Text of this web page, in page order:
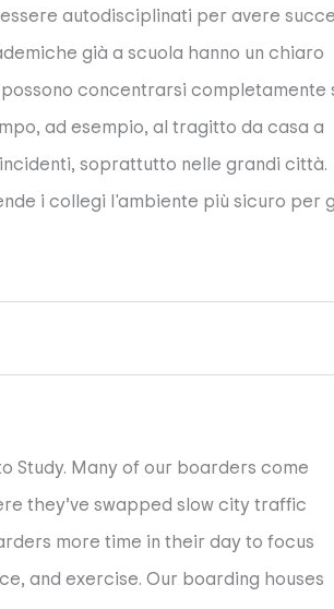
autodisciplinati per avere
già a scuola hanno un chiaro
concentrarsi completamente
ad esempio, al tragitto da casa a
soprattutto nelle grandi città.
i collegi l'ambiente più sicuro per
Study. Many of our boarders come
they’ve swapped slow city traffic
more time in their day to focus
and exercise. Our boarding houses